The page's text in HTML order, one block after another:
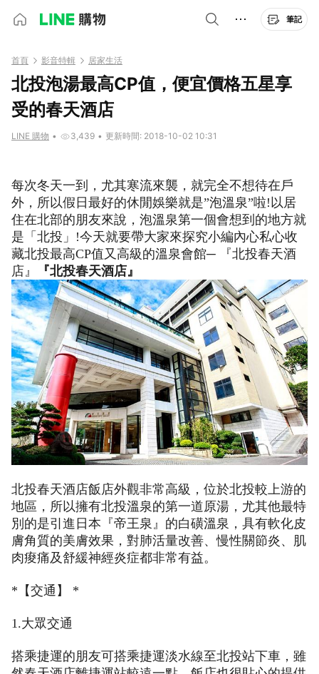
筆記
首頁 影音特輯 居家生活
北投泡湯最高CP值，便宜價格五星享
受的春天酒店
LINE 購物 • 3,439 • 更新時間: 2018-10-02 10:31
每次冬天一到，尤其寒流來襲，就完全不想待在戶
外，所以假日最好的休閒娛樂就是”泡溫泉”啦!以居
住在北部的朋友來說，泡溫泉第一個會想到的地方就
是「北投」!今天就要帶大家來探究小編內心私心收
藏北投最高CP值又高級的溫泉會館─ 『北投春天酒
店』
『北投春天酒店』
北投春天酒店飯店外觀非常高級，位於北投較上游的
地區，所以擁有北投溫泉的第一道原湯，尤其他最特
別的是引進日本『帝王泉』的白磺溫泉，具有軟化皮
膚角質的美膚效果，對肺活量改善、慢性關節炎、肌
肉痠痛及舒緩神經炎症都非常有益。
*【交通】 *
1.大眾交通
搭乘捷運的朋友可搭乘捷運淡水線至北投站下車，雖